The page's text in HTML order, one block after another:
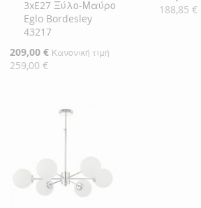
3xE27 Ξύλο-Μαύρο
Eglo Bordesley
43217
Ειδική
Τιμή
209,00 € Κανονική τιμή
259,00 €
Τιμή
188,85 €